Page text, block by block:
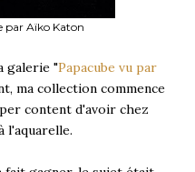
par Aïko Katon
galerie "Papacube vu par
ma collection commence
content d'avoir chez
l'aquarelle.